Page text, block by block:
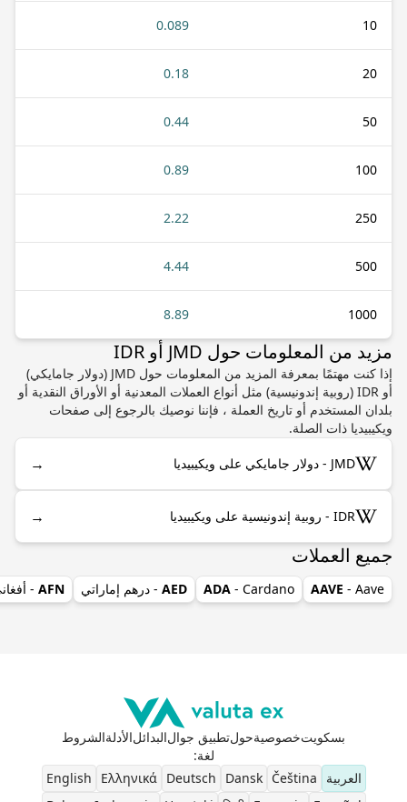
10
0.089
20
0.18
50
0.44
100
0.89
250
2.22
500
4.44
1000
8.89
مزيد من المعلومات حول JMD أو IDR
إذا كنت مهتمًا بمعرفة المزيد من المعلومات حول JMD (دولار جامايكي)
أو IDR (روبية إندونيسية) مثل أنواع العملات المعدنية أو الأوراق النقدية أو
بلدان المستخدم أو تاريخ العملة ، فإننا نوصيك بالرجوع إلى صفحات
ويكيبيديا ذات الصلة.
JMD - دولار جامايكي على ويكيبيديا →
IDR - روبية إندونيسية على ويكيبيديا →
جميع العملات
AAVE - Aave
ADA - Cardano
AED - درهم إماراتي AFN
-
بسكويتخصوصيةحولتطبيق جوالالبدائلالأدلةالشروط
لغة:
العربية
Čeština
Dansk
Deutsch
Ελληνικά
English